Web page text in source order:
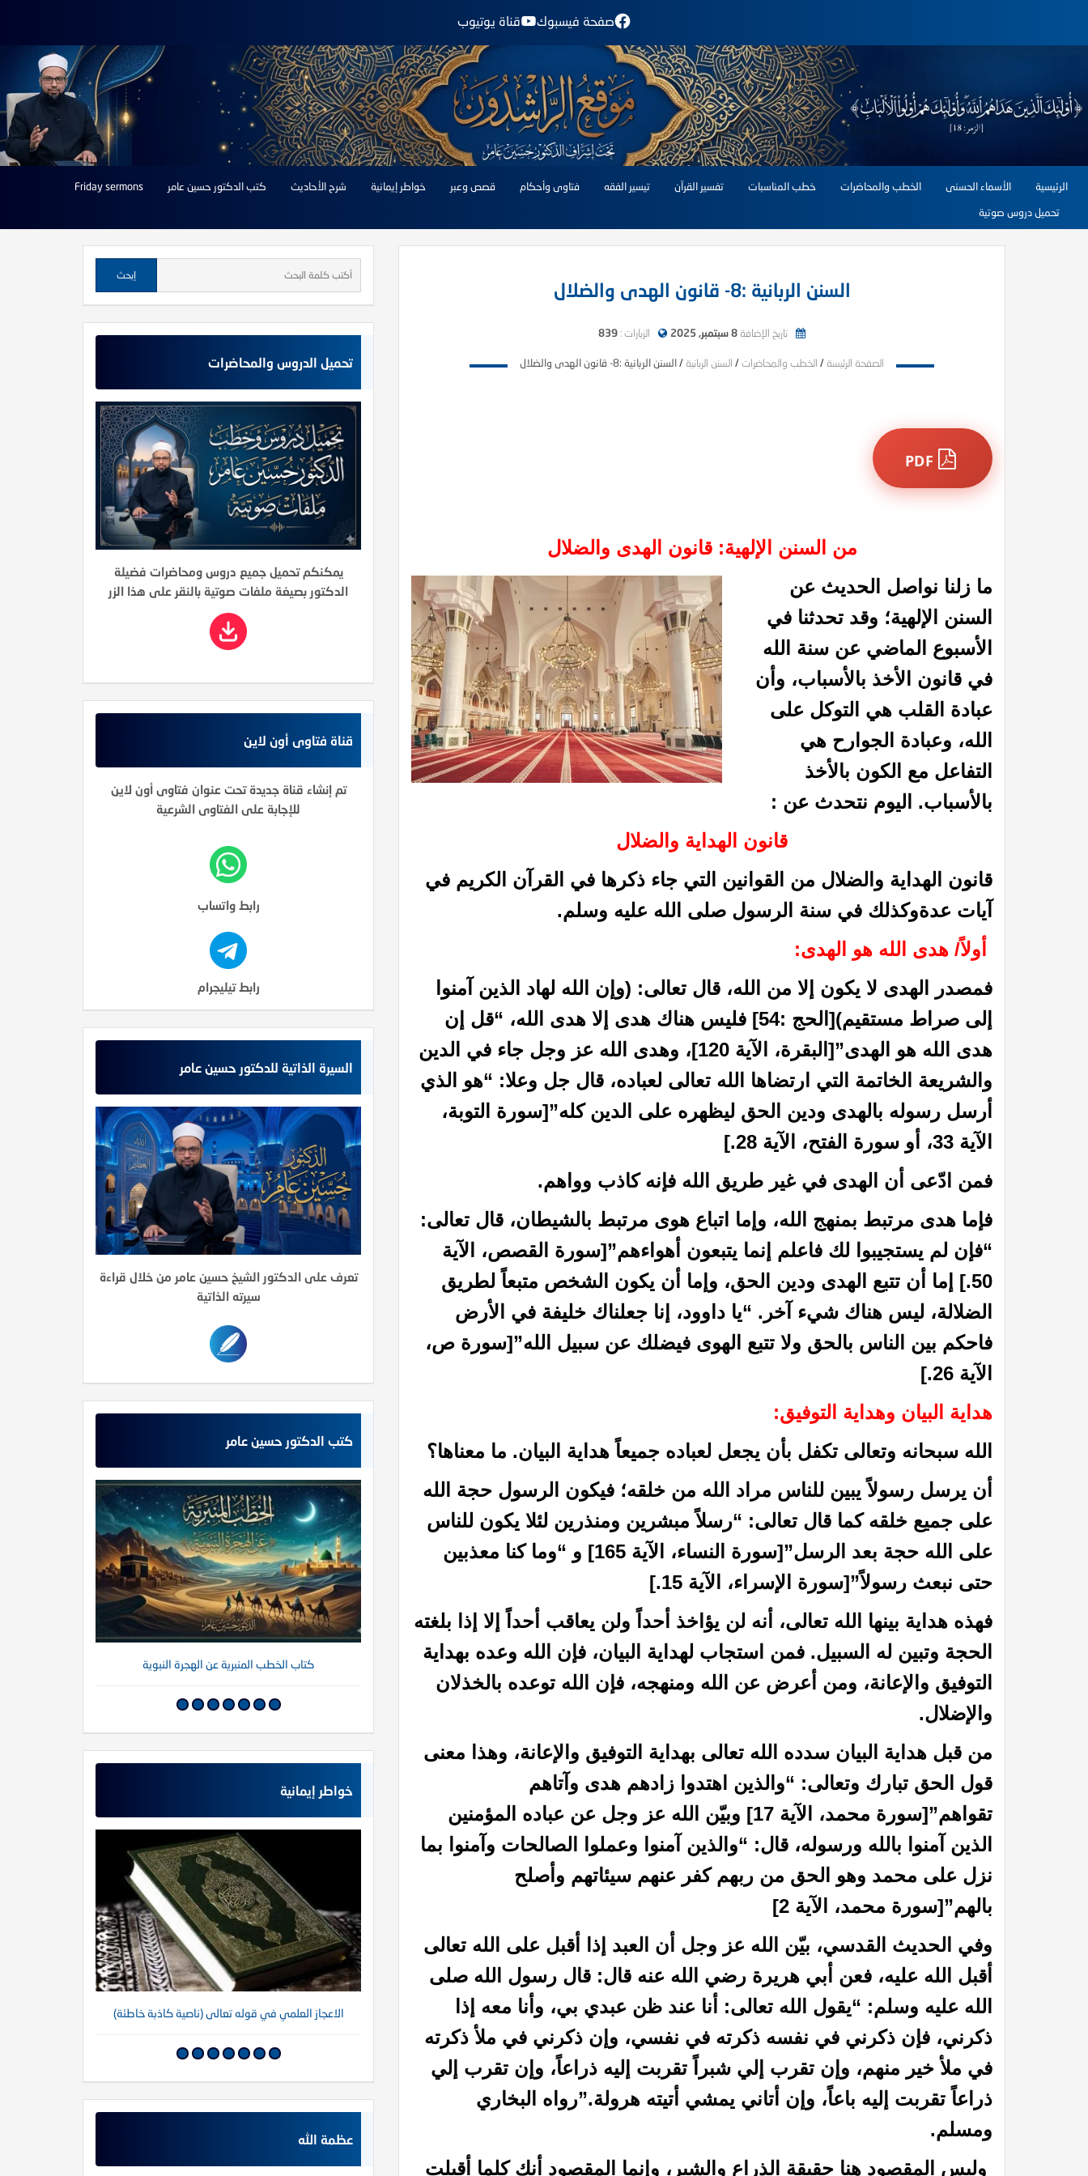
صفحة فيسبوك قناة يوتيوب
الرئيسية الأسماء الحسنى الخطب والمحاضرات خطب المناسبات تفسير القرآن تيسير الفقه فتاوى وأحكام قصص وعبر خواطر إيمانية شرح الأحاديث كتب الدكتور حسين عامر
Friday sermons
تحميل دروس صوتية
السنن الربانية :8- قانون الهدى والضلال
تاريخ الإضافة 8 سبتمبر, 2025 الزيارات : 839
الصفحة الرئيسة / الخطب والمحاضرات/ السنن الربانية /السنن الربانية :8- قانون الهدى والضلال
من السنن الإلهية: قانون الهدى والضلال
ما زلنا نواصل الحديث عن
السنن الإلهية؛ وقد تحدثنا في
الأسبوع الماضي عن سنة الله
في قانون الأخذ بالأسباب، وأن
عبادة القلب هي التوكل على
الله، وعبادة الجوارح هي
التفاعل مع الكون بالأخذ
بالأسباب. اليوم نتحدث عن :
قانون الهداية والضلال
قانون الهداية والضلال من القوانين التي جاء ذكرها في القرآن الكريم في
آيات عدةوكذلك في سنة الرسول صلى الله عليه وسلم.
أولاً/ هدى الله هو الهدى:
فمصدر الهدى لا يكون إلا من الله، قال تعالى: (وإن الله لهاد الذين آمنوا
إلى صراط مستقيم)[الحج :54] فليس هناك هدى إلا هدى الله، “قل إن
هدى الله هو الهدى”[البقرة، الآية 120]، وهدى الله عز وجل جاء في الدين
والشريعة الخاتمة التي ارتضاها الله تعالى لعباده، قال جل وعلا: “هو الذي
أرسل رسوله بالهدى ودين الحق ليظهره على الدين كله”[سورة التوبة،
الآية 33، أو سورة الفتح، الآية 28.]
فمن ادّعى أن الهدى في غير طريق الله فإنه كاذب وواهم.
فإما هدى مرتبط بمنهج الله، وإما اتباع هوى مرتبط بالشيطان، قال تعالى:
“فإن لم يستجيبوا لك فاعلم إنما يتبعون أهواءهم”[سورة القصص، الآية
50.] إما أن تتبع الهدى ودين الحق، وإما أن يكون الشخص متبعاً لطريق
الضلالة، ليس هناك شيء آخر. “يا داوود، إنا جعلناك خليفة في الأرض
فاحكم بين الناس بالحق ولا تتبع الهوى فيضلك عن سبيل الله”[سورة ص،
الآية 26.]
هداية البيان وهداية التوفيق:
الله سبحانه وتعالى تكفل بأن يجعل لعباده جميعاً هداية البيان. ما معناها؟
أن يرسل رسولاً يبين للناس مراد الله من خلقه؛ فيكون الرسول حجة الله
على جميع خلقه كما قال تعالى: “رسلاً مبشرين ومنذرين لئلا يكون للناس
على الله حجة بعد الرسل”[سورة النساء، الآية 165] و “وما كنا معذبين
حتى نبعث رسولاً”[سورة الإسراء، الآية 15.]
فهذه هداية بينها الله تعالى، أنه لن يؤاخذ أحداً ولن يعاقب أحداً إلا إذا بلغته
الحجة وتبين له السبيل. فمن استجاب لهداية البيان، فإن الله وعده بهداية
التوفيق والإعانة، ومن أعرض عن الله ومنهجه، فإن الله توعده بالخذلان
والإضلال.
من قبل هداية البيان سدده الله تعالى بهداية التوفيق والإعانة، وهذا معنى
قول الحق تبارك وتعالى: “والذين اهتدوا زادهم هدى وآتاهم
تقواهم”[سورة محمد، الآية 17] وبيّن الله عز وجل عن عباده المؤمنين
الذين آمنوا بالله ورسوله، قال: “والذين آمنوا وعملوا الصالحات وآمنوا بما
نزل على محمد وهو الحق من ربهم كفر عنهم سيئاتهم وأصلح
بالهم”[سورة محمد، الآية 2]
وفي الحديث القدسي، بيّن الله عز وجل أن العبد إذا أقبل على الله تعالى
أقبل الله عليه، فعن أبي هريرة رضي الله عنه قال: قال رسول الله صلى
الله عليه وسلم: “يقول الله تعالى: أنا عند ظن عبدي بي، وأنا معه إذا
ذكرني، فإن ذكرني في نفسه ذكرته في نفسي، وإن ذكرني في ملأ ذكرته
في ملأ خير منهم، وإن تقرب إلي شبراً تقربت إليه ذراعاً، وإن تقرب إلي
ذراعاً تقربت إليه باعاً، وإن أتاني يمشي أتيته هرولة.”رواه البخاري
ومسلم.
وليس المقصود هنا حقيقة الذراع والشبر، وإنما المقصود أنك كلما أقبلت
تحميل الدروس والمحاضرات
يمكنكم تحميل جميع دروس ومحاضرات فضيلة
الدكتور بصيغة ملفات صوتية بالنقر على هذا الزر
قناة فتاوى أون لاين
تم إنشاء قناة جديدة تحت عنوان فتاوى أون لاين
للإجابة على الفتاوى الشرعية
رابط واتساب
رابط تيليجرام
السيرة الذاتية للدكتور حسين عامر
تعرف على الدكتور الشيخ حسين عامر من خلال قراءة
سيرته الذاتية
كتب الدكتور حسين عامر
كتاب إتحاف الدعاة بفقه الزكاة كتاب الأنفاس الزكية في شرح الأربعين النووية كتاب الخطب المنبرية عن الهجرة النبوية
خواطر إيمانية
الميزان د. محمد عبد المنعم أما القــرونُ فإنهــا لأبيكِ شعر عن الأخوة في الله الاعجاز العلمي في قوله تعالى (ناصية كاذبة خاطئة)
عظمة الله